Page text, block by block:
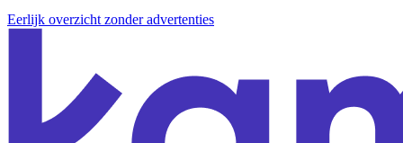
Eerlijk overzicht zonder advertenties